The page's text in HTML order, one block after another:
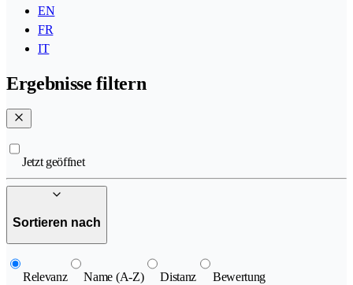
EN
FR
IT
Ergebnisse filtern
Jetzt geöffnet
Sortieren nach
Relevanz Name (A-Z) Distanz Bewertung